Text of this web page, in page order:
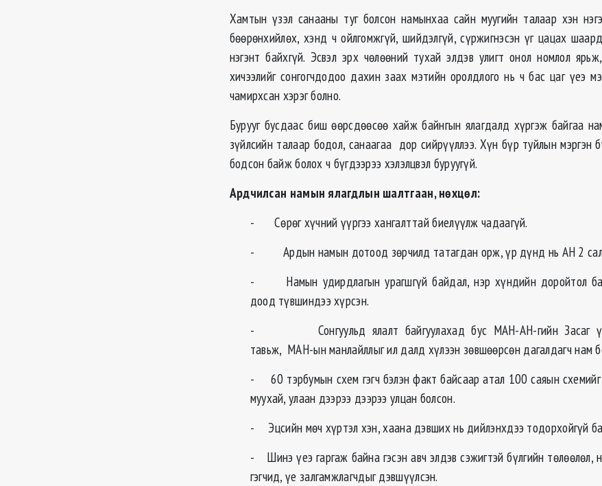
Хамтын үзэл санааны туг болсон намынхаа сайн муугийн талаар хэн
бөөрөнхийлөх, хэнд ч ойлгомжгүй, шийдэлгүй, сүржигнэсэн үг цацах
нэгэнт байхгүй. Эсвэл эрх чөлөөний тухай элдэв улигт онол номлол
хичээлийг сонгогчдодоо дахин заах мэтийн оролдлого нь ч бас цаг үеэ
чамирхсан хэрэг болно.
Бурууг бусдаас биш өөрсдөөсөө хайж байнгын ялагдалд хүргэж байгаа
зүйлсийн талаар бодол, санаагаа дор сийрүүллээ. Хүн бүр туйлын мэргэн
бодсон байж болох ч бүгдээрээ хэлэлцвэл буруугүй.
Ардчилсан намын ялагдлын шалтгаан, нөхцөл:
- Сөрөг хүчний үүргээ хангалттай биелүүлж чадаагүй.
- Ардын намын дотоод зөрчилд татагдан орж, үр дүнд нь АН 2
- Намын удирдлагын урагшгүй байдал, нэр хүндийн доройтол
доод түвшиндээ хүрсэн.
- Сонгуульд ялалт байгуулахад бус МАН-АН-гийн Засаг
тавьж, МАН-ын манлайллыг ил далд хүлээн зөвшөөрсөн дагалдагч нам
- 60 тэрбумын схем гэгч бэлэн факт байсаар атал 100 саяын
муухай, улаан дээрээ дээрээ улцан болсон.
- Эцсийн мөч хүртэл хэн, хаана дэвших нь дийлэнхдээ тодорхойгүй
- Шинэ үеэ гаргаж байна гэсэн авч элдэв сэжигтэй бүлгийн төлөөлөл,
гэгчид, үе залгамжлагчдыг дэвшүүлсэн.